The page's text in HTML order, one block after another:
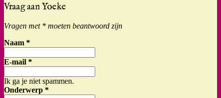
Vraag aan Yoeke
Vragen met * moeten beantwoord zijn
Naam *
E-mail *
Ik ga je niet spammen.
Onderwerp *